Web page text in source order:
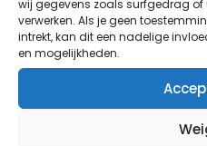
wij gegevens zoals surfgedrag of
verwerken. Als je geen
intrekt, kan dit een nadelige
en mogelijkheden.